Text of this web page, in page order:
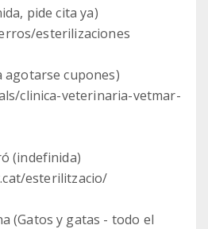
pide cita ya)
esterilizaciones
agotarse cupones)
clinica-veterinaria-vetmar-
(indefinida)
esterilitzacio/
(Gatos y gatas - todo el